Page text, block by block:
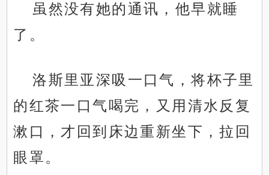
虽然没有她的通讯，他早就睡
了。
洛斯里亚深吸一口气，将杯子里
的红茶一口气喝完，又用清水反复
漱口，才回到床边重新坐下，拉回
眼罩。